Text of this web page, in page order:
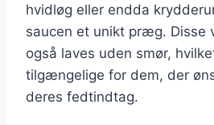
hvidløg eller endda
saucen et unikt præg. Disse
også laves uden smør,
tilgængelige for dem, der
deres fedtindtag.